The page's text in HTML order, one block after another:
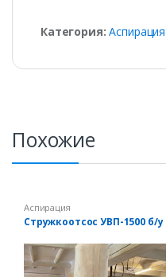
Категория:Аспирация
Похожие
Аспирация
Стружкоотсос УВП-1500 б/у